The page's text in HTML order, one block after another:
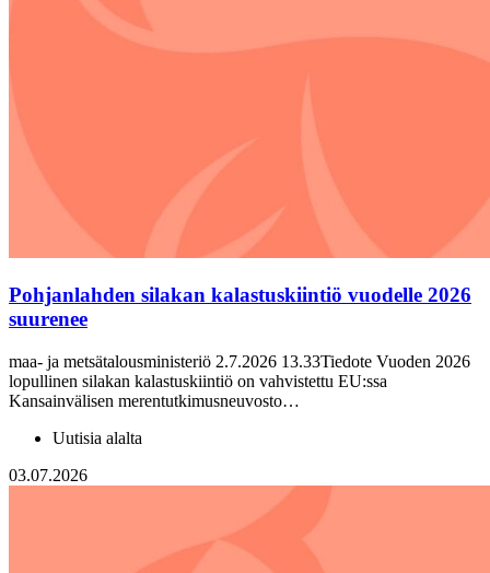
Pohjanlahden silakan kalastuskiintiö vuodelle 2026
suurenee
maa- ja metsätalousministeriö 2.7.2026 13.33Tiedote Vuoden 2026
lopullinen silakan kalastuskiintiö on vahvistettu EU:ssa
Kansainvälisen merentutkimusneuvosto…
Uutisia alalta
03.07.2026